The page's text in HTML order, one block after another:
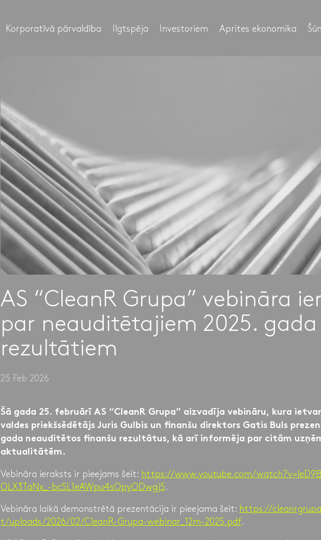
Korporatīvā pārvaldība Ilgtspēja Investoriem Aprites ekonomika
AS “CleanR Grupa” vebināra
par neauditētajiem 2025. gada
rezultātiem
25 Feb 2026
Šā gada 25. februārī AS “CleanR Grupa” aizvadīja vebināru, kura
valdes priekšsēdētājs Juris Gulbis un finanšu direktors Gatis Buls
gada neauditētos finanšu rezultātus, kā arī informēja par citām
aktualitātēm.
Vebināra ieraksts ir pieejams šeit: https://www.youtube.com/
OLX3TaNx_-bcSL1eAWpu4sOpyODwgj5.
Vebināra laikā demonstrētā prezentācija ir pieejama šeit: https://
t/uploads/2026/02/CleanR-Grupa-webinar_12m-2025.pdf.